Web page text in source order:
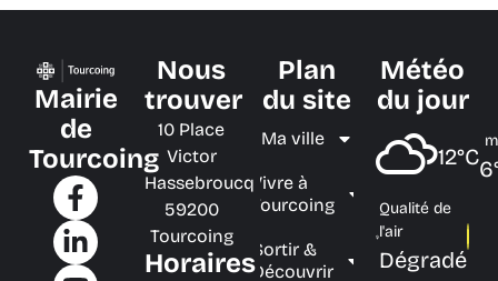
Mairie
de
Tourcoing
Nous
trouver
10 Place
Victor
Hassebroucq
59200
Tourcoing
Horaires
Plan
du site
Ma ville
Vivre à
Tourcoing
Sortir &
Découvrir
Météo
du jour
12°C
Qualité de
l'air
Dégradé